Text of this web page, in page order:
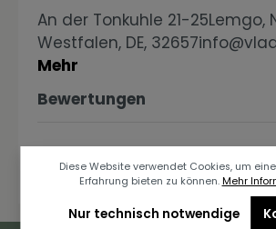
An der Tonkuhle 21-25Lemgo,
Westfalen, DE,
Mehr
Bewertungen
Diese Website verwendet Cookies, um
Erfahrung bieten zu können. Mehr
Nur technisch notwendige